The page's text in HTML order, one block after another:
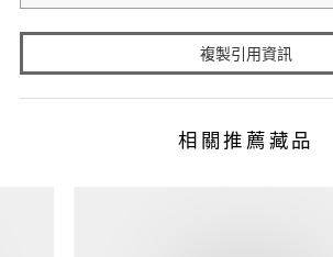
複製引用資訊
相關推薦藏品